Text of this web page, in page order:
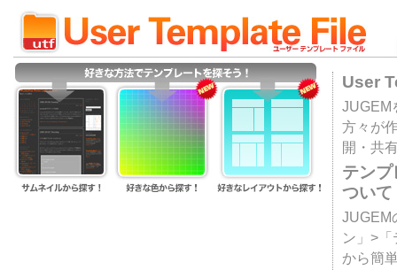
User
JUGEM
方々が
開・共
テン
ついて
JUGEM
ン」>
から簡